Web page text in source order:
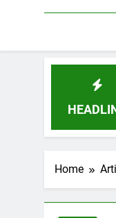
untuk menciptakan
Home